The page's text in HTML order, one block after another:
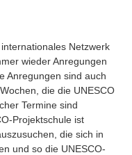
Netzwerk
wieder Anregungen
Anregungen sind auch
die die UNESCO
Termine sind
Projektschule ist
die sich in
und so die UNESCO-